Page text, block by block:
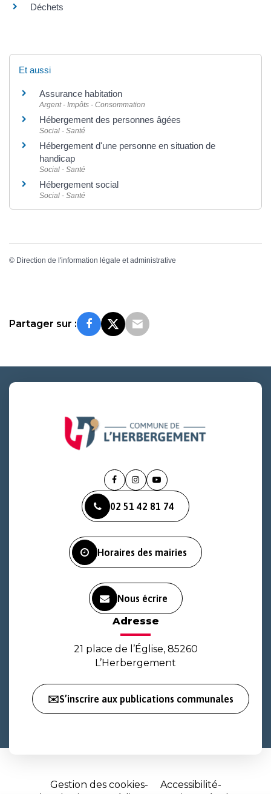
Déchets
Et aussi
Assurance habitation
Argent - Impôts - Consommation
Hébergement des personnes âgées
Social - Santé
Hébergement d'une personne en situation de
handicap
Social - Santé
Hébergement social
Social - Santé
© Direction de l'information légale et administrative
Partager sur :
Lien
le
compte
Lien
le
compte
Lien
la
chaîne
02 51 42 81 74
Horaires des mairies
Nous écrire
Adresse
21 place de l’Église, 85260
L’Herbergement
✉️S’inscrire aux publications communales
Gestion des cookies
Accessibilité